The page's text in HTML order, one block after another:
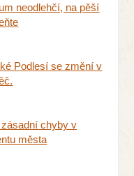
neodlehčí, na pěší
Podlesí se změní v
chyby v
města